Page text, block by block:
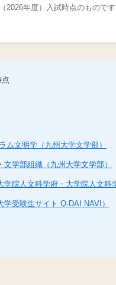
2026年度）入試時点のもので
ム文明学（九州大学文学部）
学部組織（九州大学文学部）
学院人文科学府・大学院人文科
受験生サイト Q-DAI NAVI）